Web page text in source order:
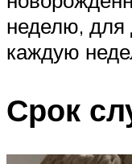
неделю,
каждую
Срок